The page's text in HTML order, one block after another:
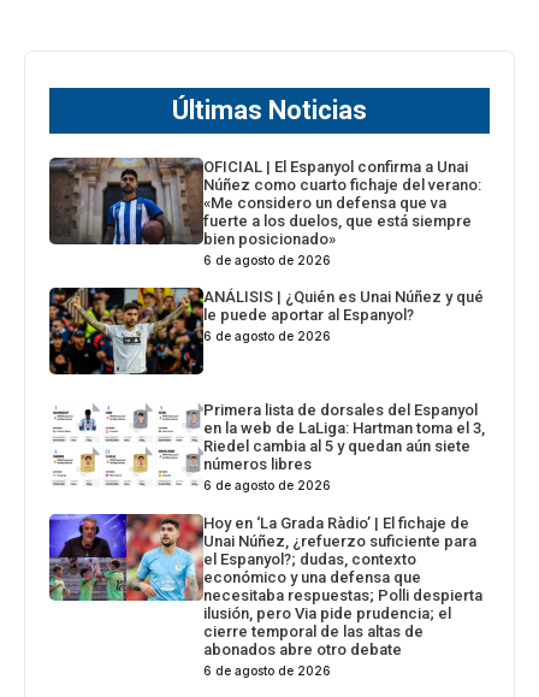
Últimas Noticias
OFICIAL | El Espanyol confirma a Unai
Núñez como cuarto fichaje del verano:
«Me considero un defensa que va
fuerte a los duelos, que está siempre
bien posicionado»
6 de agosto de 2026
ANÁLISIS | ¿Quién es Unai Núñez y qué
le puede aportar al Espanyol?
6 de agosto de 2026
Primera lista de dorsales del Espanyol
en la web de LaLiga: Hartman toma el 3,
Riedel cambia al 5 y quedan aún siete
números libres
6 de agosto de 2026
Hoy en ‘La Grada Ràdio’ | El fichaje de
Unai Núñez, ¿refuerzo suficiente para
el Espanyol?; dudas, contexto
económico y una defensa que
necesitaba respuestas; Polli despierta
ilusión, pero Via pide prudencia; el
cierre temporal de las altas de
abonados abre otro debate
6 de agosto de 2026